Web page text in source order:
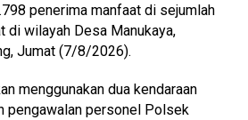
penerima manfaat di sejumlah
di wilayah Desa Manukaya,
Jumat (7/8/2026).
menggunakan dua kendaraan
pengawalan personel Polsek